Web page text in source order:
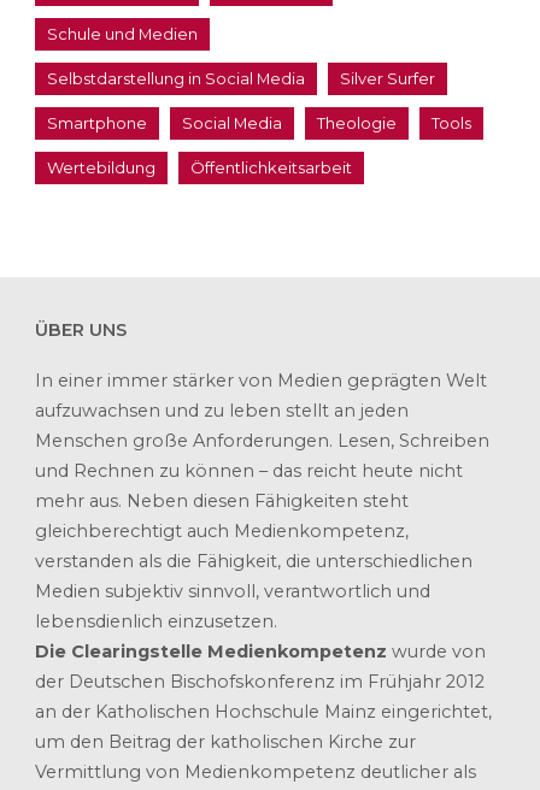
Schule und Medien
Selbstdarstellung in Social Media Silver Surfer
Smartphone Social Media Theologie Tools
Wertebildung Öffentlichkeitsarbeit
ÜBER UNS
In einer immer stärker von Medien geprägten Welt
aufzuwachsen und zu leben stellt an jeden
Menschen große Anforderungen. Lesen, Schreiben
und Rechnen zu können – das reicht heute nicht
mehr aus. Neben diesen Fähigkeiten steht
gleichberechtigt auch Medienkompetenz,
verstanden als die Fähigkeit, die unterschiedlichen
Medien subjektiv sinnvoll, verantwortlich und
lebensdienlich einzusetzen.
Die Clearingstelle Medienkompetenz wurde von
der Deutschen Bischofskonferenz im Frühjahr 2012
an der Katholischen Hochschule Mainz eingerichtet,
um den Beitrag der katholischen Kirche zur
Vermittlung von Medienkompetenz deutlicher als